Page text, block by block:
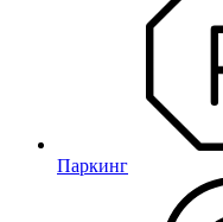
Паркинг